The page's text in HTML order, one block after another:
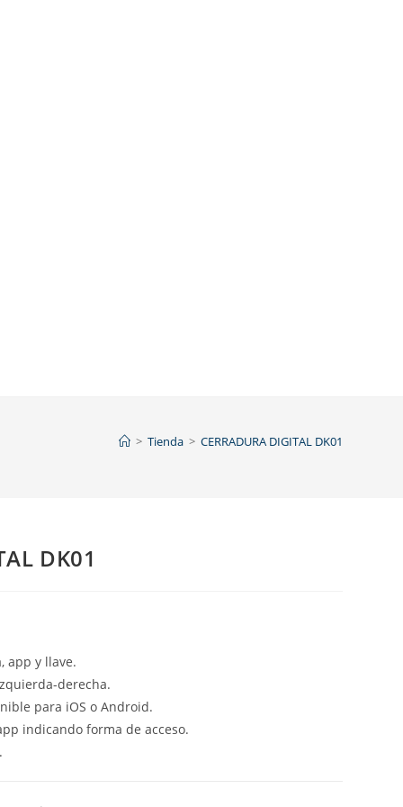
> Tienda > CERRADURA DIGITAL DK01
DK01
app y llave.
derecha.
para iOS o Android.
indicando forma de acceso.